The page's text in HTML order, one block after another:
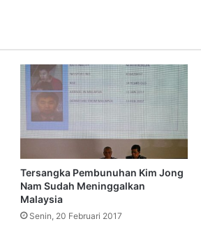
Tersangka Pembunuhan Kim Jong
Nam Sudah Meninggalkan
Malaysia
Senin, 20 Februari 2017